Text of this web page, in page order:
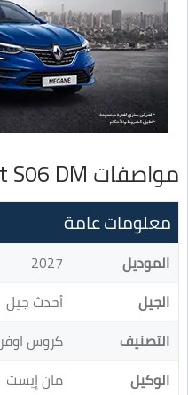
مواصفات Soueast S06 DM
معلومات عامة
الموديل
2027
الجيل
أحدث جيل
التصنيف
كروس اوفر
الوكيل
مان إيست